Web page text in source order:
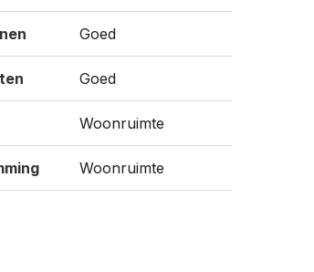
Goed
Goed
Woonruimte
Woonruimte